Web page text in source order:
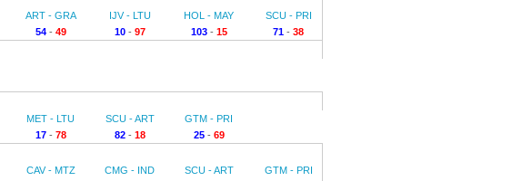
ART - GRA
54- 49
IJV - LTU
10- 97
HOL - MAY
103- 15
SCU - PRI
71 - 38
MET - LTU
17- 78
SCU - ART
82- 18
GTM - PRI
25- 69
CAV - MTZ
CMG - IND
SCU - ART
GTM - PRI